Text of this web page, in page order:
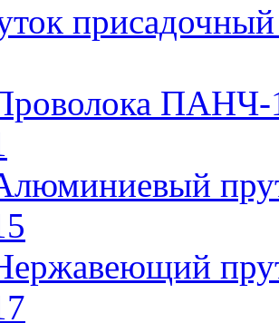
ПАНЧ-